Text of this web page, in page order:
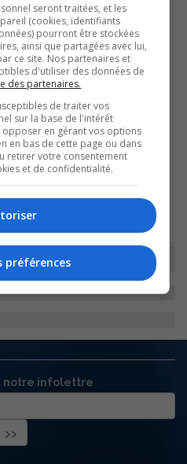
notre infolettre
seront traitées, et les
(cookies, identifiants
pourront être stockées
ainsi que partagées avec lui,
ce site. Nos partenaires et
d'utiliser des données de
des partenaires.
de traiter vos
sur la base de l'intérêt
opposer en gérant vos options
en bas de cette page ou dans
retirer votre consentement
et de confidentialité.
préférences